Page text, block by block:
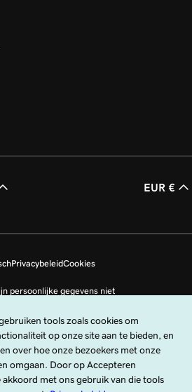
EUR €
PrivacybeleidCookies
persoonlijke gegevens niet
Operating Company, LLC. Alle rechten
woordmerk is een geregistreerd handelsmerk
LLC in de VS en andere landen. Het logo
van GoDaddy.com, LLC in de VS.
gelden uitdrukkelijke gebruiksvoorwaarden.